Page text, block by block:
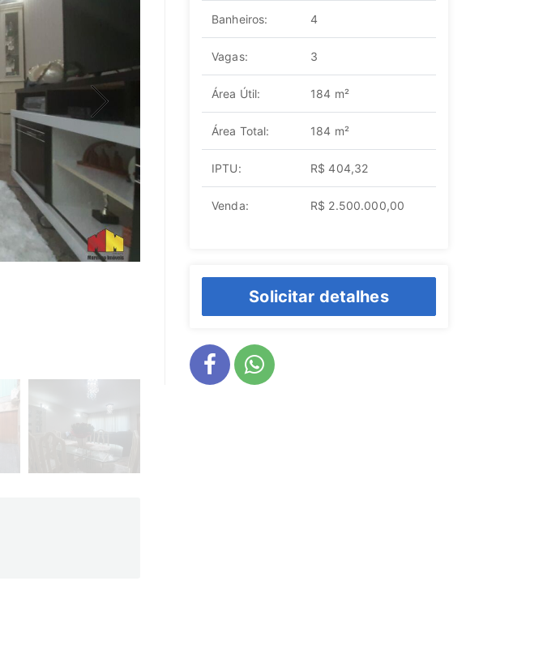
Banheiros: 4
Vagas: 3
Área Útil: 184 m²
Área Total: 184 m²
IPTU: R$ 404,32
Venda: R$ 2.500.000,00
Solicitar detalhes